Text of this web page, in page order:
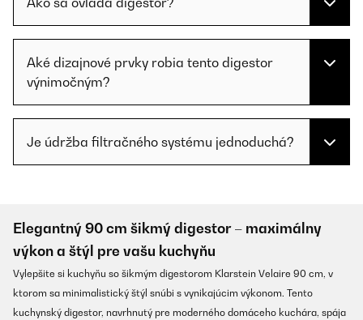
Aké dizajnové prvky robia tento digestor
výnimočným?
Je údržba filtračného systému jednoduchá?
Elegantný 90 cm šikmý digestor – maximálny
výkon a štýl pre vašu kuchyňu
Vylepšite si kuchyňu so šikmým digestorom Klarstein Velaire 90 cm, v
ktorom sa minimalistický štýl snúbi s vynikajúcim výkonom. Tento
kuchynský digestor, navrhnutý pre moderného domáceho kuchára, spája